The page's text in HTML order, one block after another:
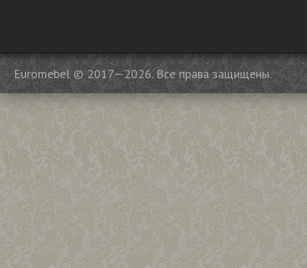
Euromebel © 2017—2026. Все права защищены.